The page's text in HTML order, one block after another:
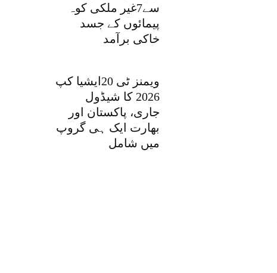
سے7غیر ملکی کوہ
پیمائوں کے جسد
خاکی برآمد
ویمنز ٹی 20ایشیا کپ
2026 کا شیڈول
جاری، پاکستان اور
بھارت ایک ہی گروپ
میں شامل